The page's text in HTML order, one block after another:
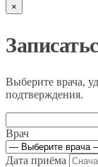
×
Выберите врача,
подтверждения.
Врач
Дата приёма